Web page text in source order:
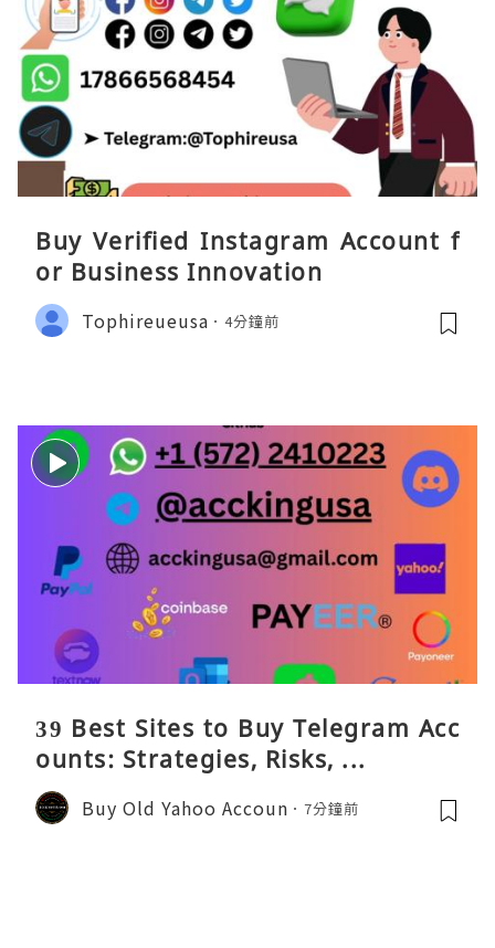
Buy Verified Instagram Account f
or Business Innovation
Tophireueusa 4分鐘前
39 Best Sites to Buy Telegram Acc
ounts: Strategies, Risks, ...
Buy Old Yahoo Accoun 7分鐘前